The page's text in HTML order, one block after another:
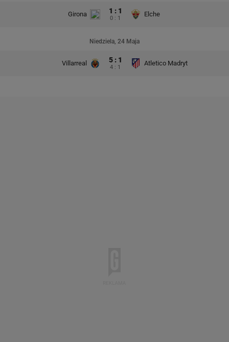
Girona 1 : 1
0 : 1
Elche
Niedziela, 24 Maja
Villarreal 5 : 1
4 : 1
Atletico Madryt